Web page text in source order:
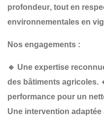
profondeur, tout en
environnementales en
Nos engagements :
🔹 Une expertise
des bâtiments agricoles.
performance pour un
Une intervention adaptée